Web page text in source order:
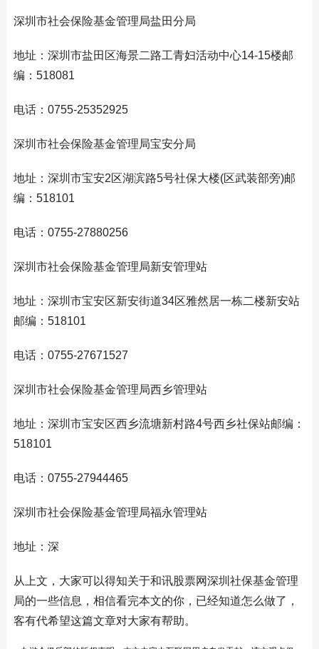
深圳市社会保险基金管理局盐田分局
地址：深圳市盐田区海景二路工青妇活动中心14-15楼邮
编：518081
电话：0755-25352925
深圳市社会保险基金管理局宝安分局
地址：深圳市宝安2区湖滨路5号社保大楼(区武装部旁)邮
编：518101
电话：0755-27880256
深圳市社会保险基金管理局新安管理站
地址：深圳市宝安区新安街道34区雅然居一栋二楼新安站
邮编：518101
电话：0755-27671527
深圳市社会保险基金管理局西乡管理站
地址：深圳市宝安区西乡流塘新村路4号西乡社保站邮编：
518101
电话：0755-27944465
深圳市社会保险基金管理局福永管理站
地址：深
从上文，大家可以得知关于和讯股票网深圳社保基金管理
局的一些信息，相信看完本文的你，已经知道怎么做了，
客有代希望这篇文章对大家有帮助。